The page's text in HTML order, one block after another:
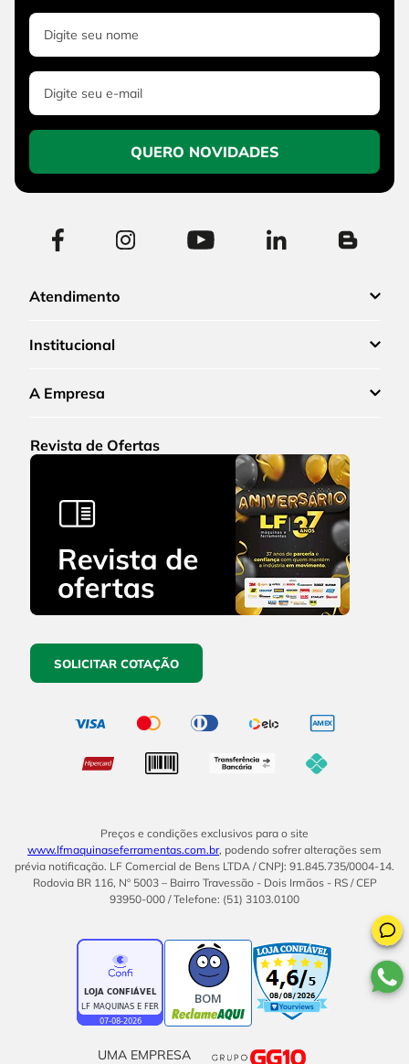
QUERO NOVIDADES
Atendimento
Institucional
A Empresa
Revista de Ofertas
SOLICITAR COTAÇÃO
Preços e condições exclusivos para o site
www.lfmaquinaseferramentas.com.br, podendo sofrer alterações sem
prévia notificação. LF Comercial de Bens LTDA / CNPJ: 91.845.735/0004-14.
Rodovia BR 116, Nº 5003 – Bairro Travessão - Dois Irmãos - RS / CEP
93950-000 / Telefone: (51) 3103.0100
BOM
UMA EMPRESA